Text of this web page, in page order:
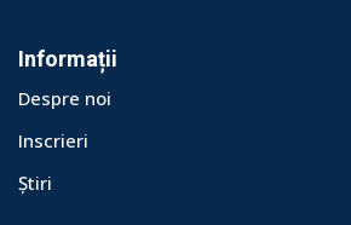
Informații
Despre noi
Inscrieri
Știri